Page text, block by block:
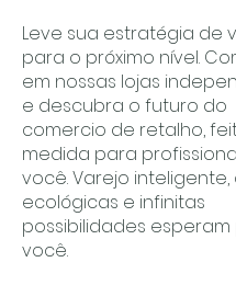
Leve sua estratégia de
para o próximo nível.
em nossas lojas
e descubra o futuro do
comercio de retalho,
medida para
você. Varejo
ecológicas e infinitas
possibilidades
você.